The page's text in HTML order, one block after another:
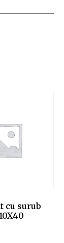
cu surub